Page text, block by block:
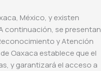
México, y existen
continuación, se presentan
y Atención
Oaxaca establece que el
y garantizará el acceso a